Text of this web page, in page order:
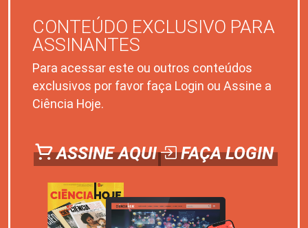
CONTEÚDO EXCLUSIVO PARA
ASSINANTES
Para acessar este ou outros conteúdos
exclusivos por favor faça Login ou Assine a
Ciência Hoje.
ASSINE AQUI FAÇA LOGIN